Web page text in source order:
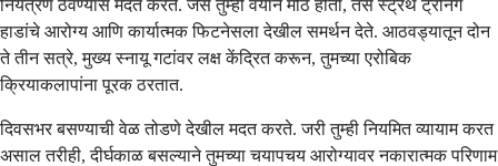
नियंत्रण ठेवण्यास मदत करते. जसे तुम्ही वयाने मोठे होता, तसे स्ट्रेंथ ट्रेनिंग
हाडांचे आरोग्य आणि कार्यात्मक फिटनेसला देखील समर्थन देते. आठवड्यातून दोन
ते तीन सत्रे, मुख्य स्नायू गटांवर लक्ष केंद्रित करून, तुमच्या एरोबिक
क्रियाकलापांना पूरक ठरतात.
दिवसभर बसण्याची वेळ तोडणे देखील मदत करते. जरी तुम्ही नियमित व्यायाम करत
असाल तरीही, दीर्घकाळ बसल्याने तुमच्या चयापचय आरोग्यावर नकारात्मक परिणाम